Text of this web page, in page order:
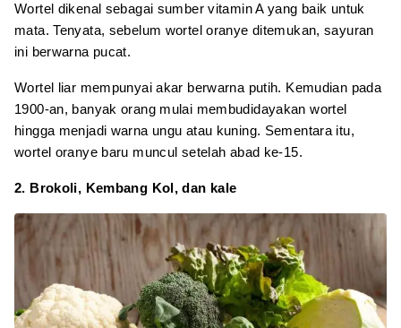
Wortel dikenal sebagai sumber vitamin A yang baik untuk
mata. Tenyata, sebelum wortel oranye ditemukan, sayuran
ini berwarna pucat.
Wortel liar mempunyai akar berwarna putih. Kemudian pada
1900-an, banyak orang mulai membudidayakan wortel
hingga menjadi warna ungu atau kuning. Sementara itu,
wortel oranye baru muncul setelah abad ke-15.
2. Brokoli, Kembang Kol, dan kale